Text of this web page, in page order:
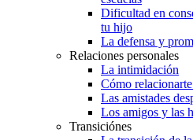
Dificultad en
tu hijo
La defensa y
Relaciones personales
La intimidación
Cómo
Las amistades
Los amigos y las
Transiciónes